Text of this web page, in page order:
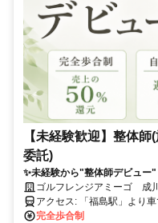
【未経験歓迎】整体
委託)
✨未経験から"整体師デビュー
らしっかり学べます。 自由シフト制／好きな時間に勤務OK／週2日～
OK／研修充実◎ ライフスタイルに合わせて働きながら、 一生モノの整
体技術を身につけませんか？
ゴルフレンジアミーゴ 成
アクセス: 「福島駅」より車で約10分 「福島西IC」より車で約5分 福
島交通バス「吉井田」バス停より徒歩約3分
完全歩合制